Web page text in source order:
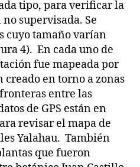
tipo, para verificar la
supervisada. Se
cuyo tamaño varían
4). En cada uno de
fue mapeada por
creado en torno a zonas
entre las
de GPS están en
revisar el mapa de
Yalahau. También
que fueron